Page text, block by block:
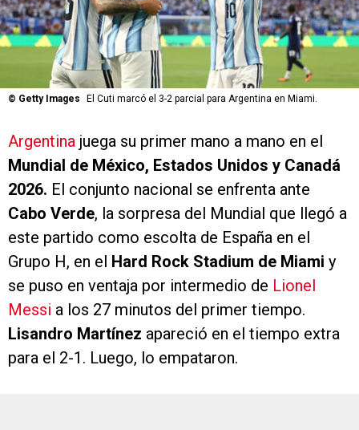
© Getty Images El Cuti marcó el 3-2 parcial para Argentina en Miami.
Argentina juega su primer mano a mano en el
Mundial de México, Estados Unidos y Canadá
2026. El conjunto nacional se enfrenta ante
Cabo Verde, la sorpresa del Mundial que llegó a
este partido como escolta de España en el
Grupo H, en el Hard Rock Stadium de Miami y
se puso en ventaja por intermedio de Lionel
Messi a los 27 minutos del primer tiempo.
Lisandro Martínez apareció en el tiempo extra
para el 2-1. Luego, lo empataron.